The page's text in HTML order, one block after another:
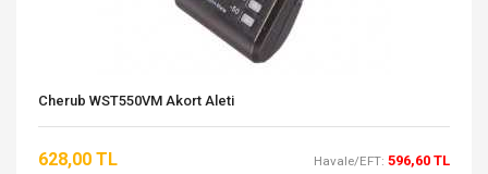
Cherub WST550VM Akort Aleti
628,00 TL Havale/EFT: 596,60 TL